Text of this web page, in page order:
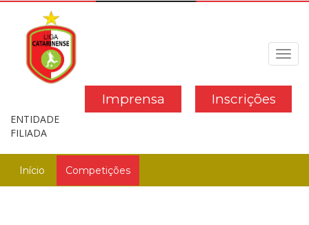
Inscrições
Imprensa
ENTIDADE
FILIADA
Início Competições